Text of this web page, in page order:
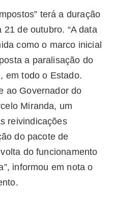
terá a duração
de outubro. “A data
como o marco inicial
a paralisação do
em todo o Estado.
ao Governador do
Miranda, um
reivindicações
do pacote de
do funcionamento
informou em nota o